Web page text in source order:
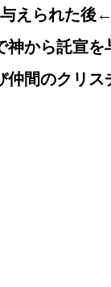
えられた後
から託宣を
仲間のクリ